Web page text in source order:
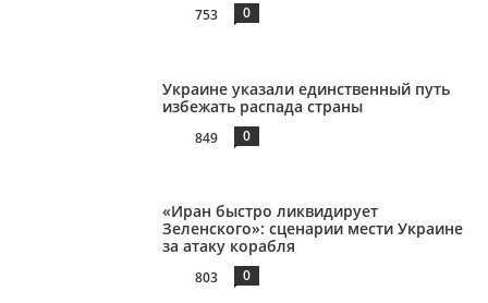
753 0
Украине указали единственный путь
избежать распада страны
849 0
«Иран быстро ликвидирует
Зеленского»: сценарии мести Украине
за атаку корабля
803 0